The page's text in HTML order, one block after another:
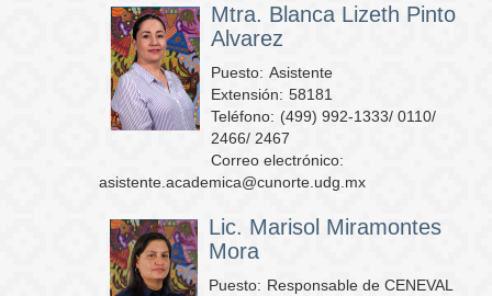
Mtra. Blanca Lizeth Pinto
Alvarez
Puesto: Asistente
Extensión: 58181
Teléfono: (499) 992-1333/ 0110/
2466/ 2467
Correo electrónico:
asistente.academica@cunorte.udg.mx
Lic. Marisol Miramontes
Mora
Puesto: Responsable de CENEVAL